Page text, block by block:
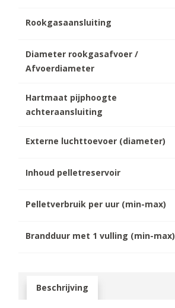
Rookgasaansluiting
Diameter rookgasafvoer /
Afvoerdiameter
Hartmaat pijphoogte
achteraansluiting
Externe luchttoevoer (diameter)
Inhoud pelletreservoir
Pelletverbruik per uur (min-max)
Brandduur met 1 vulling (min-max)
Beschrijving